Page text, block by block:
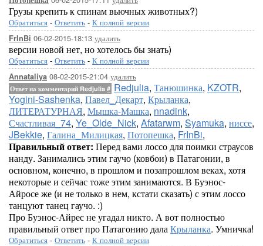
Грузы крепить к спинам вьючных животных?)
Обратиться - Ответить - К полной версии
FrInBi 06-02-2015-18:13 удалить
версии новой нет, но хотелось бы знать)
Обратиться - Ответить - К полной версии
Annataliya 08-02-2015-21:04 удалить
Ответ на комментарий Redjulia # Redjulia, Танюшинка, KZOTR,
Yogini-Sashenka, Павел_Декарт, Крыланка,
ЛИТЕРАТУРНАЯ, Мышка-Машка, nnadink,
Счастливая_74, Ye_Olde_Nick, Afatarwm, Syamuka, ниссе,
JBekkie, Галина_Милицкая, Потопешка, FrInBi,
Правильный ответ: Перед вами лоссо для поимки страусов
нанду. Занимались этим гаучо (ковбои) в Патагонии, в
основном, конечно, в прошлом и позапрошлом веках, хотя
некоторые и сейчас тоже этим занимаются. В Буэнос-
Айросе же (и не только в нем, кстати сказать) с этим лоссо
танцуют танец гаучо. :)
Про Буэнос-Айрес не угадал никто. А вот полностью
правильный ответ про Патагонию далаКрыланка. Умничка!
Обратиться - Ответить - К полной версии